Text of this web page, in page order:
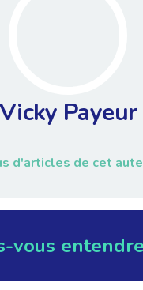
Vicky Payeur
d'articles de cet
vous entendre